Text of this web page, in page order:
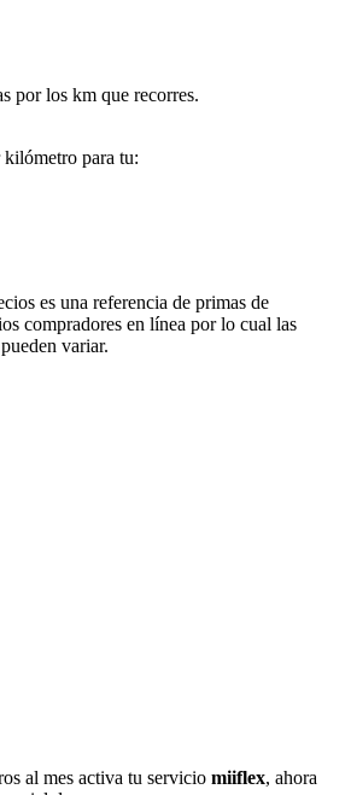
por los km que recorres.
kilómetro para tu:
es una referencia de primas de
compradores en línea por lo cual las
variar.
al mes activa tu servicio miiflex, ahora